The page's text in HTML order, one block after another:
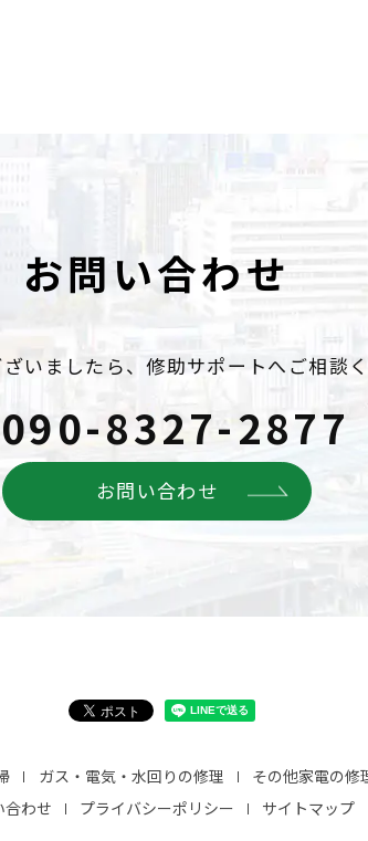
お問い合わせ
いましたら、修助サポートへご相談く
090-8327-2877
お問い合わせ
ガス・電気・水回りの修理 その他家電の修
合わせ
プライバシーポリシー サイトマップ